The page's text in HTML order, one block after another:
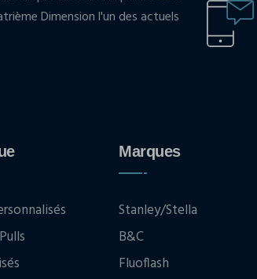
Dimension l'un des actuels
Marques
Stanley/Stella
B&C
Fluoflash